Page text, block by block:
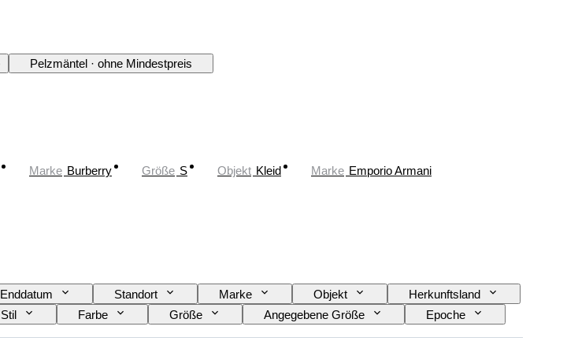
Pelzmäntel · ohne Mindestpreis
Marke Burberry Größe S Objekt Kleid Marke Emporio Armani
Enddatum Standort Marke Objekt
Herkunftsland
Stil Farbe Größe Angegebene Größe
Epoche
Schuhgröße